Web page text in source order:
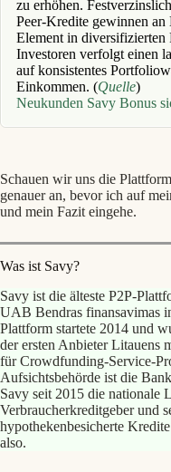
zu erhöhen.
Peer-Kredite gewinnen an
Element in
Investoren verfolgt einen
auf konsistentes
Einkommen. (Quelle)
Neukunden Savy Bonus
Schauen wir uns die
genauer an, bevor ich auf
und mein Fazit eingehe.
Was ist Savy?
Savy ist die älteste P2P-
UAB Bendras finansavimas
Plattform startete 2014 und
der ersten Anbieter Litauens
für Crowdfunding-Service-
Aufsichtsbehörde ist die
Savy seit 2015 die nationale
Verbraucherkreditgeber und
hypothekenbesicherte
also.